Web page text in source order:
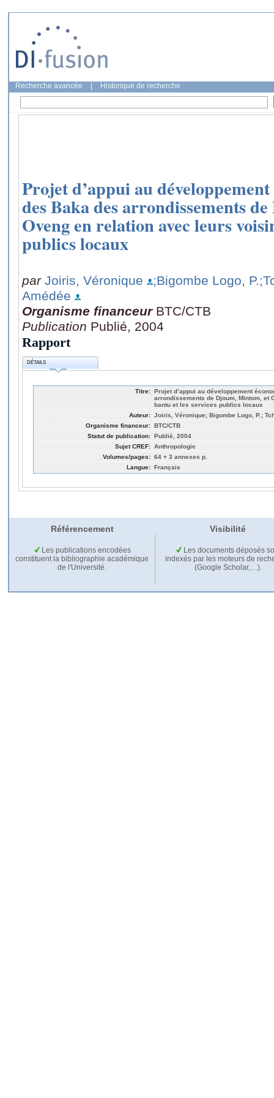
Recherche avancée Historique de recherche
Projet d’appui au
des Baka des arrondissements
Oveng en relation avec leurs
publics locaux
par Joiris, Véronique ;Bigombe Logo, P.
Amédée
Organisme financeur BTC/CTB
Publication Publié, 2004
Rapport
DÉTAILS
Titre: Projet d’appui au développement
arrondissements de Djoum, Mintom,
bantu et les services publics locaux
Auteur: Joiris, Véronique; Bigombe Logo, P.;
Organisme financeur: BTC/CTB
Statut de publication: Publié, 2004
Sujet CREF: Anthropologie
Volumes/pages: 64 + 3 annexes p.
Langue: Français
Référencement Visibilité
Les publications encodées
constituent la bibliographie académique
de l'Université.
Les documents déposés
indexés par les moteurs de
(Google Scholar,…).